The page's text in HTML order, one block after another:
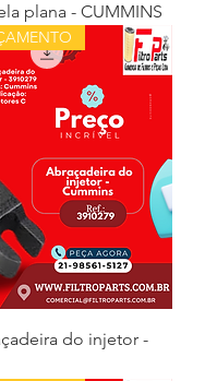
plana - CUMMINS
do injetor -